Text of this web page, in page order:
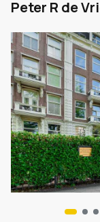
Peter R de